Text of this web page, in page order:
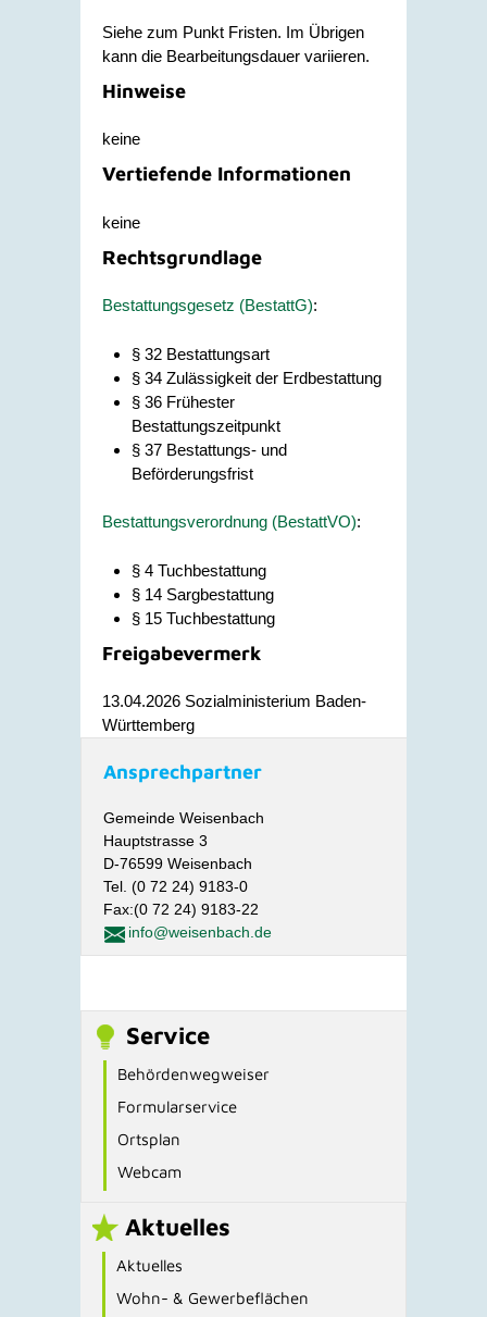
Siehe zum Punkt Fristen. Im Übrigen
kann die Bearbeitungsdauer variieren.
Hinweise
keine
Vertiefende Informationen
keine
Rechtsgrundlage
Bestattungsgesetz (BestattG):
§ 32 Bestattungsart
§ 34 Zulässigkeit der Erdbestattung
§ 36 Frühester
Bestattungszeitpunkt
§ 37 Bestattungs- und
Beförderungsfrist
Bestattungsverordnung (BestattVO):
§ 4 Tuchbestattung
§ 14 Sargbestattung
§ 15 Tuchbestattung
Freigabevermerk
13.04.2026 Sozialministerium Baden-
Württemberg
Ansprechpartner
Gemeinde Weisenbach
Hauptstrasse 3
D-76599 Weisenbach
Tel. (0 72 24) 9183-0
Fax:(0 72 24) 9183-22
info@weisenbach.de
Service
Behördenwegweiser
Formularservice
Ortsplan
Webcam
Aktuelles
Aktuelles
Wohn- & Gewerbeflächen